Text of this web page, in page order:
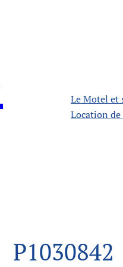
Le Motel et
Location de
P1030842